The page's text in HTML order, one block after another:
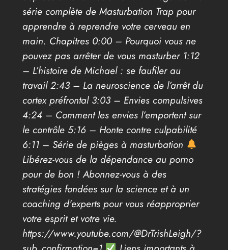
série complète de Masturbation Trap pour
apprendre à reprendre votre cerveau en
main. Chapitres 0:00 – Pourquoi vous ne
pouvez pas arrêter de vous masturber 1:12
– L’histoire de Michael : se faufiler au
travail 2:43 – La neuroscience de l’arrêt du
cortex préfrontal 3:03 – Envies compulsives
4:24 – Comment les envies l’emportent sur
le contrôle 5:16 – Honte contre culpabilité
6:11 – Série de pièges à masturbation
Libérez-vous de la dépendance au porno
pour de bon ! Abonnez-vous à des
stratégies fondées sur la science et à un
coaching d’experts pour vous réapproprier
votre esprit et votre vie.
https://www.youtube.com/@DrTrishLeigh/?